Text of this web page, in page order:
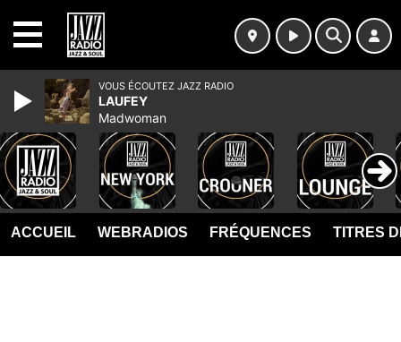
ACCUEIL WEBRADIOS FRÉQUENCES TITRES
VOUS ÉCOUTEZ JAZZ RADIO
LAUFEY
Madwoman